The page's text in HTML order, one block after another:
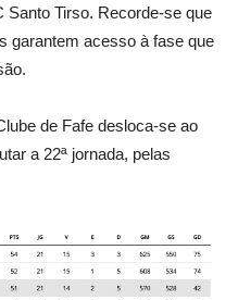
Tirso. Recorde-se que
garantem acesso à fase que
de Fafe desloca-se ao
a 22ª jornada, pelas